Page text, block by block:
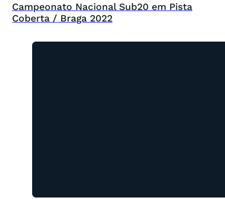
Campeonato Nacional Sub20 em Pista
Coberta / Braga 2022